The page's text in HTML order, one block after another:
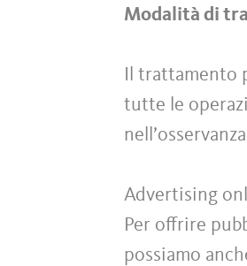
Modalità di
Il trattamento
tutte le
Advertising
Per offrire
possiamo